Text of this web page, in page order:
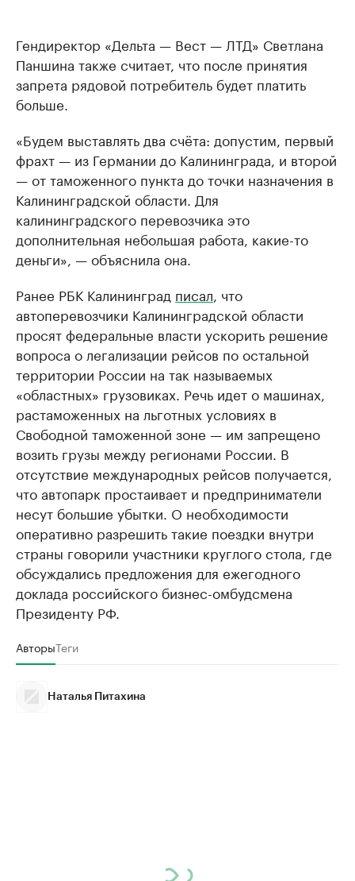
Гендиректор «Дельта — Вест — ЛТД» Светлана
Паншина также считает, что после принятия
запрета рядовой потребитель будет платить
больше.
«Будем выставлять два счёта: допустим, первый
фрахт — из Германии до Калининграда, и второй
— от таможенного пункта до точки назначения в
Калининградской области. Для
калининградского перевозчика это
дополнительная небольшая работа, какие-то
деньги», — объяснила она.
Ранее РБК Калининград писал , что
автоперевозчики Калининградской области
просят федеральные власти ускорить решение
вопроса о легализации рейсов по остальной
территории России на так называемых
«областных» грузовиках. Речь идет о машинах,
растаможенных на льготных условиях в
Свободной таможенной зоне — им запрещено
возить грузы между регионами России. В
отсутствие международных рейсов получается,
что автопарк простаивает и предприниматели
несут большие убытки. О необходимости
оперативно разрешить такие поездки внутри
страны говорили участники круглого стола, где
обсуждались предложения для ежегодного
доклада российского бизнес-омбудсмена
Президенту РФ.
АвторыТеги
Наталья Питахина